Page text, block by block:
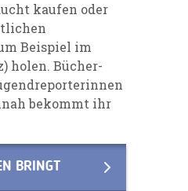
kaufen oder
Beispiel im
holen. Bücher-
bekommt ihr
BRINGT